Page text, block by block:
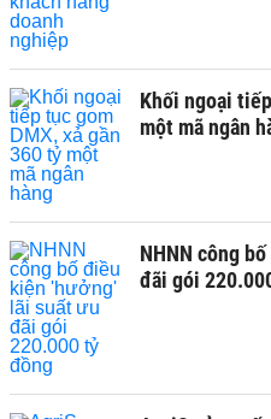
Khối ngoại
một mã ngân
NHNN công
đãi gói